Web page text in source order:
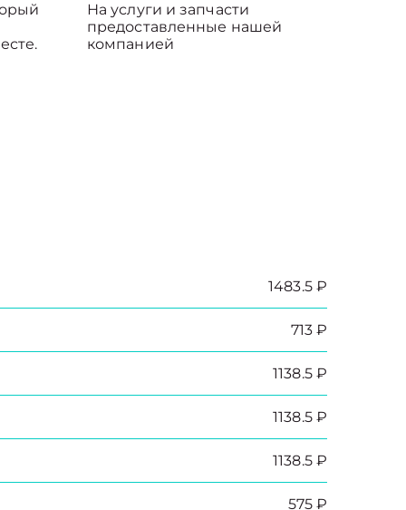
На услуги и запчасти
предоставленные нашей
компанией
1483.5 ₽
713 ₽
1138.5 ₽
1138.5 ₽
1138.5 ₽
575 ₽